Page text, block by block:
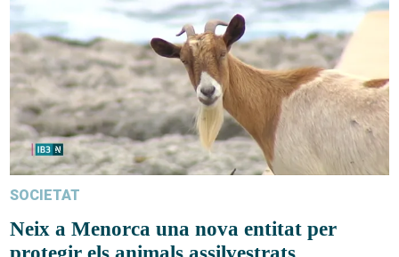
SOCIETAT
Neix a Menorca una nova entitat per